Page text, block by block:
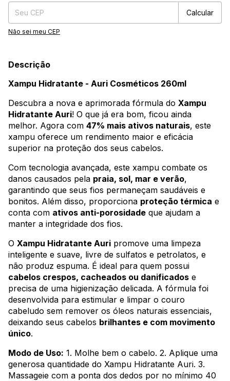
Calcular
Não sei meu CEP
Descrição
Xampu Hidratante - Auri Cosméticos 260ml
Descubra a nova e aprimorada fórmula do Xampu
Hidratante Auri! O que já era bom, ficou ainda
melhor. Agora com 47% mais ativos naturais, este
xampu oferece um rendimento maior e eficácia
superior na proteção dos seus cabelos.
Com tecnologia avançada, este xampu combate os
danos causados pela praia, sol, mar e verão,
garantindo que seus fios permaneçam saudáveis e
bonitos. Além disso, proporciona proteção térmica e
conta com ativos anti-porosidade que ajudam a
manter a integridade dos fios.
O Xampu Hidratante Auri promove uma limpeza
inteligente e suave, livre de sulfatos e petrolatos, e
não produz espuma. É ideal para quem possui
cabelos crespos, cacheados ou danificados e
precisa de uma higienização delicada. A fórmula foi
desenvolvida para estimular e limpar o couro
cabeludo sem remover os óleos naturais essenciais,
deixando seus cabelos brilhantes e com movimento
único.
Modo de Uso: 1. Molhe bem o cabelo. 2. Aplique uma
generosa quantidade do Xampu Hidratante Auri. 3.
Massageie com a ponta dos dedos por no mínimo 40